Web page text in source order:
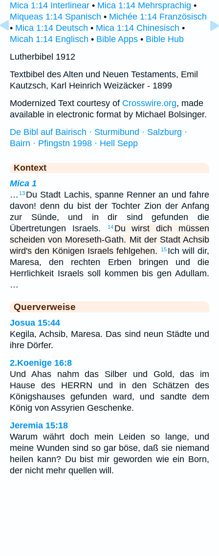
Mica 1:14 Interlinear • Mica 1:14 Mehrsprachig •
Miqueas 1:14 Spanisch • Michée 1:14 Französisch
• Mica 1:14 Deutsch • Mica 1:14 Chinesisch •
Micah 1:14 Englisch • Bible Apps • Bible Hub
Lutherbibel 1912
Textbibel des Alten und Neuen Testaments, Emil
Kautzsch, Karl Heinrich Weizäcker - 1899
Modernized Text courtesy of Crosswire.org, made
available in electronic format by Michael Bolsinger.
De Bibl auf Bairisch · Sturmibund · Salzburg ·
Bairn · Pfingstn 1998 · Hell Sepp
Kontext
Mica 1
… 13 Du Stadt Lachis, spanne Renner an und fahre
davon! denn du bist der Tochter Zion der Anfang
zur Sünde, und in dir sind gefunden die
Übertretungen Israels.
14 Du wirst dich müssen
scheiden von Moreseth-Gath. Mit der Stadt Achsib
wird's den Königen Israels fehlgehen.
15 Ich will dir,
Maresa, den rechten Erben bringen und die
Herrlichkeit Israels soll kommen bis gen Adullam.
…
Querverweise
Josua 15:44
Kegila, Achsib, Maresa. Das sind neun Städte und
ihre Dörfer.
2.Koenige 16:8
Und Ahas nahm das Silber und Gold, das im
Hause des HERRN und in den Schätzen des
Königshauses gefunden ward, und sandte dem
König von Assyrien Geschenke.
Jeremia 15:18
Warum währt doch mein Leiden so lange, und
meine Wunden sind so gar böse, daß sie niemand
heilen kann? Du bist mir geworden wie ein Born,
der nicht mehr quellen will.